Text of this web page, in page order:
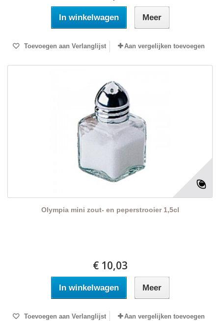
In winkelwagen Meer
Toevoegen aan Verlanglijst Aan vergelijken toevoegen
Olympia mini zout- en peperstrooier 1,5cl
€ 10,03
In winkelwagen Meer
Toevoegen aan Verlanglijst Aan vergelijken toevoegen